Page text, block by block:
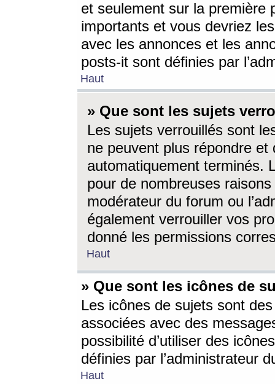
et seulement sur la première
importants et vous devriez
avec les annonces et les
posts-it sont définies par
Haut
» Que sont les sujets
Les sujets verrouillés sont
ne peuvent plus répondre
automatiquement terminés.
pour de nombreuses
modérateur du forum ou
également verrouiller vos
donné les permissions
Haut
» Que sont les icônes de
Les icônes de sujets sont
associées avec des
possibilité d’utiliser des
définies par l’administrateur
Haut